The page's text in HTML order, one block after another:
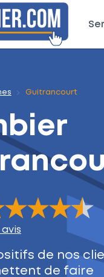
Guitrancourt
rating of this
de nos
de faire